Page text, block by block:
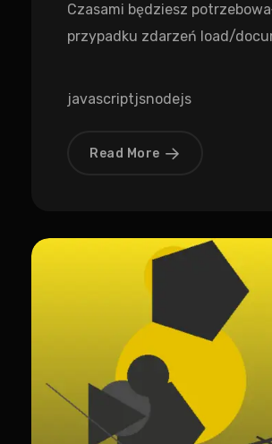
Czasami będziesz
przypadku zdarzeń load/
javascriptjsnodejs
Read More